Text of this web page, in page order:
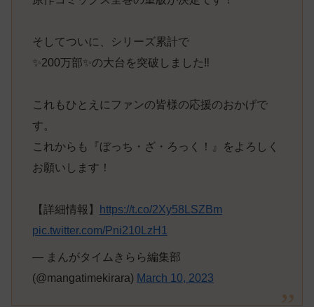
そしてついに、シリーズ累計で
✨200万部✨の大台を突破しました‼
これもひとえにファンの皆様の応援のおかげで
す。
これからも『ぼっち・ざ・ろっく！』をよろしく
お願いします！
【詳細情報】
https://t.co/2Xy58LSZBm
pic.twitter.com/Pni210LzH1
— まんがタイムきらら編集部
(@mangatimekirara) March 10, 2023